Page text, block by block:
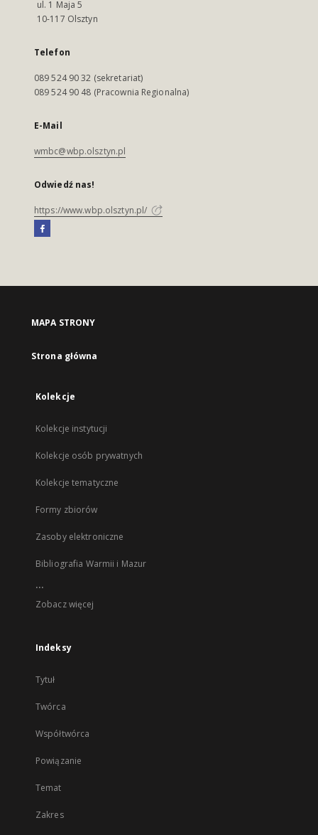
ul. 1 Maja 5
10-117 Olsztyn
Telefon
089 524 90 32 (sekretariat)
089 524 90 48 (Pracownia Regionalna)
E-Mail
wmbc@wbp.olsztyn.pl
Odwiedź nas!
https://www.wbp.olsztyn.pl/
MAPA STRONY
Strona główna
Kolekcje
Kolekcje instytucji
Kolekcje osób prywatnych
Kolekcje tematyczne
Formy zbiorów
Zasoby elektroniczne
Bibliografia Warmii i Mazur
...
Zobacz więcej
Indeksy
Tytuł
Twórca
Współtwórca
Powiązanie
Temat
Zakres